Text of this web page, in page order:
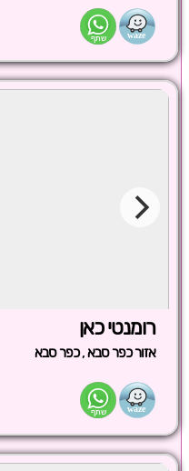
רומנטי כאן
אזור כפר סבא,כפר סבא